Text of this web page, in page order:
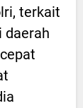
terkait
daerah